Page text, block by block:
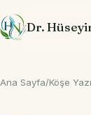
Dr.
Ana Sayfa/Köşe